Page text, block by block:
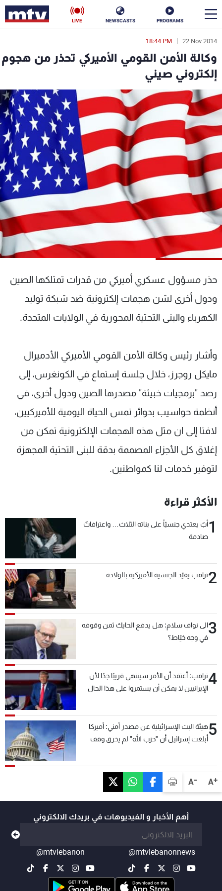
PROGRAMS
NEWSCASTS
LIVE
A+
A-
22 Nov 2014
18:44 PM
وكالة الأمن القومي الأميركي تحذر من هجوم
إلكتروني صيني
حذر مسؤول عسكري أميركي من قدرات تمتلكها الصين
ودول أخرى لشن هجمات إلكترونية ضد شبكة توليد
الكهرباء والبنى التحتية المحورية في الولايات المتحدة.
وأشار رئيس وكالة الأمن القومي الأميركي الأدميرال
مايكل روجرز، خلال جلسة إستماع في الكونغرس، إلى
رصد "برمجيات خبيثة" مصدرها الصين ودول أخرى، في
أنظمة حواسيب بدوائر تمس الحياة اليومية للأميركيين،
لافتا إلى ان مثل هذه الهجمات الإلكترونية تمكن من
إغلاق كل الأجزاء المصممة بدقة للبنى التحتية المجهزة
لتوفير خدمات لنا كمواطنين.
الأكثر قراءة
1أبٌ يعتدي جنسيّاً على بناته الثلاث… واعترافاتٌ
صادمة
2ترامب يقيّد الجنسية الأميركية بالولادة
3الى نواف سلام: هل يدفع الحايك ثمن وقوفه
في وجه خيّاط؟
4ترامب: أعتقد أن الأمر سينتهي قريبًا جدًا لأن
الإيرانيين لا يمكن أن يستمروا على هذا الحال
5هيئة البث الإسرائيلية عن مصدر أمني: أميركا
أبلغت إسرائيل أن "حزب الله" لم يخرق وقف
أهم الأخبار و الفيديوهات في بريدك الالكتروني
@mtvlebanonnews
@mtvlebanon
en
الأخبار
سياسة
إقتصاد فن
منوعات رياضة
كأس العالم
البرامج
جدول البرامج
شاهد البرامج
الترددات
عن MTV
لاعلاناتكم
وظائف
شروط الإسـتخدام